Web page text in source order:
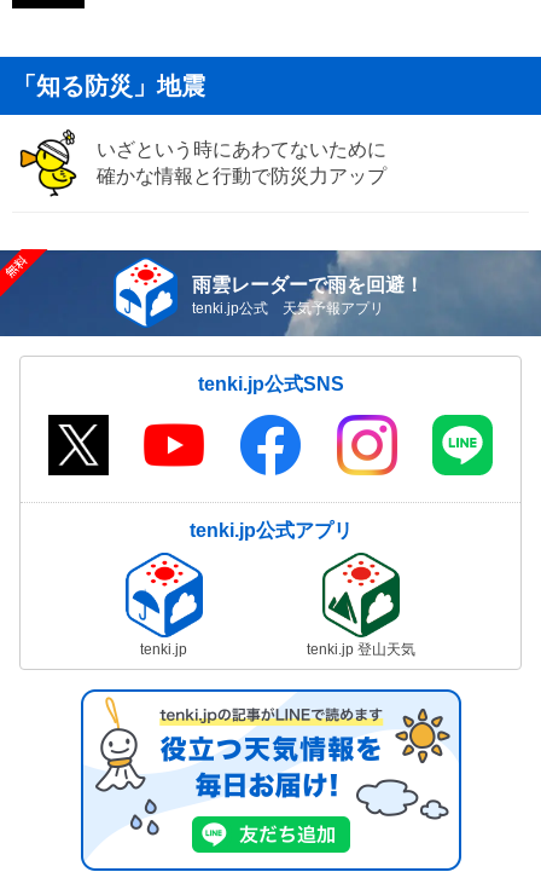
「知る防災」地震
いざという時にあわてないために
確かな情報と行動で防災力アップ
雨雲レーダーで雨を回避！
tenki.jp公式 天気予報アプリ
tenki.jp公式SNS
tenki.jp公式アプリ
tenki.jp tenki.jp 登山天気